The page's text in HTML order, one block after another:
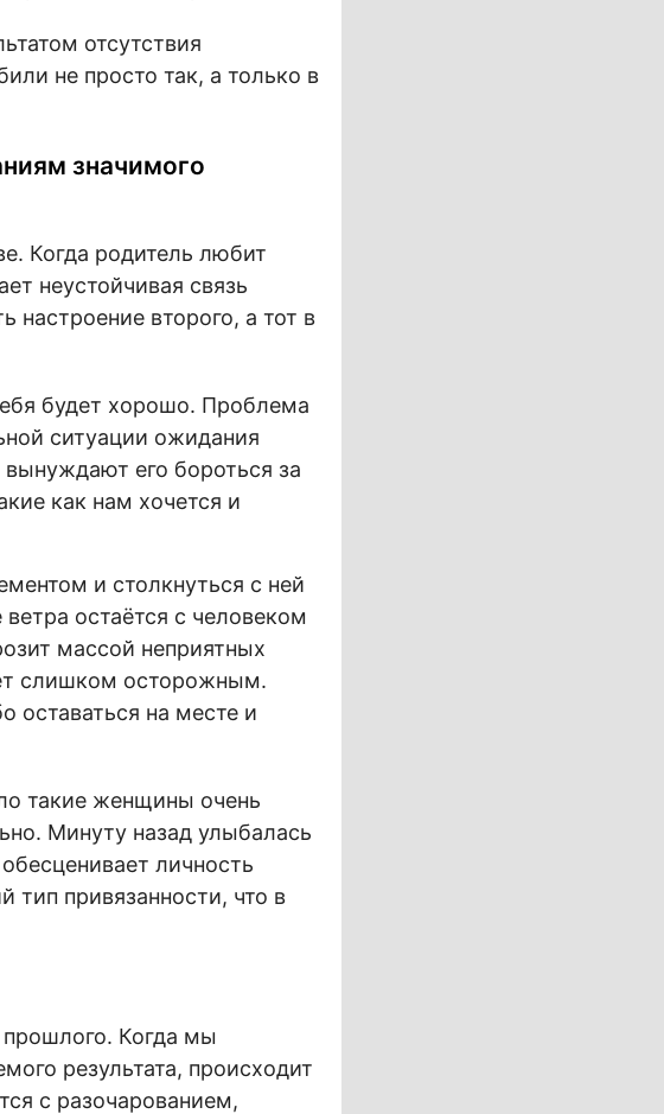
отсутствия
не просто так, а только в
значимого
Когда родитель любит
неустойчивая связь
второго, а тот в
будет хорошо. Проблема
ситуации ожидания
его бороться за
как нам хочется и
и столкнуться с ней
остаётся с человеком
массой неприятных
слишком осторожным.
оставаться на месте и
такие женщины очень
Минуту назад улыбалась
личность
привязанности, что в
Когда мы
результата, происходит
с разочарованием,